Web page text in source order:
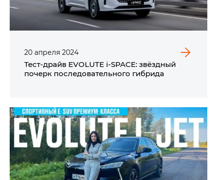
20 апреля 2024
Тест-драйв EVOLUTE i‑SPACE: звёздный
почерк последовательного гибрида